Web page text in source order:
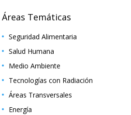
Áreas Temáticas
Seguridad Alimentaria
Salud Humana
Medio Ambiente
Tecnologías con Radiación
Áreas Transversales
Energía